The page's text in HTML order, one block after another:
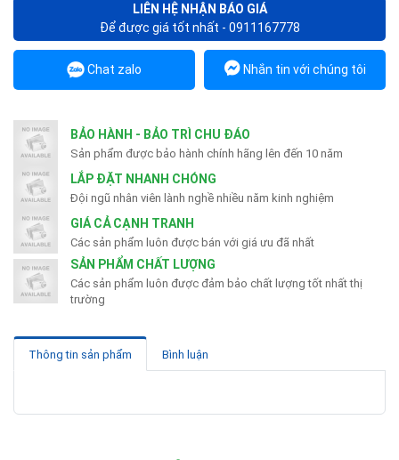
LIÊN HỆ NHẬN BÁO GIÁ
Để được giá tốt nhất - 0911167778
Chat zalo Nhắn tin với chúng tôi
BẢO HÀNH - BẢO TRÌ CHU ĐÁO
Sản phẩm được bảo hành chính hãng lên đến 10 năm
LẮP ĐẶT NHANH CHÓNG
Đội ngũ nhân viên lành nghề nhiều năm kinh nghiệm
GIÁ CẢ CẠNH TRANH
Các sản phẩm luôn được bán với giá ưu đã nhất
SẢN PHẨM CHẤT LƯỢNG
Các sản phẩm luôn được đảm bảo chất lượng tốt nhất thị
trường
Thông tin sản phẩm Bình luận